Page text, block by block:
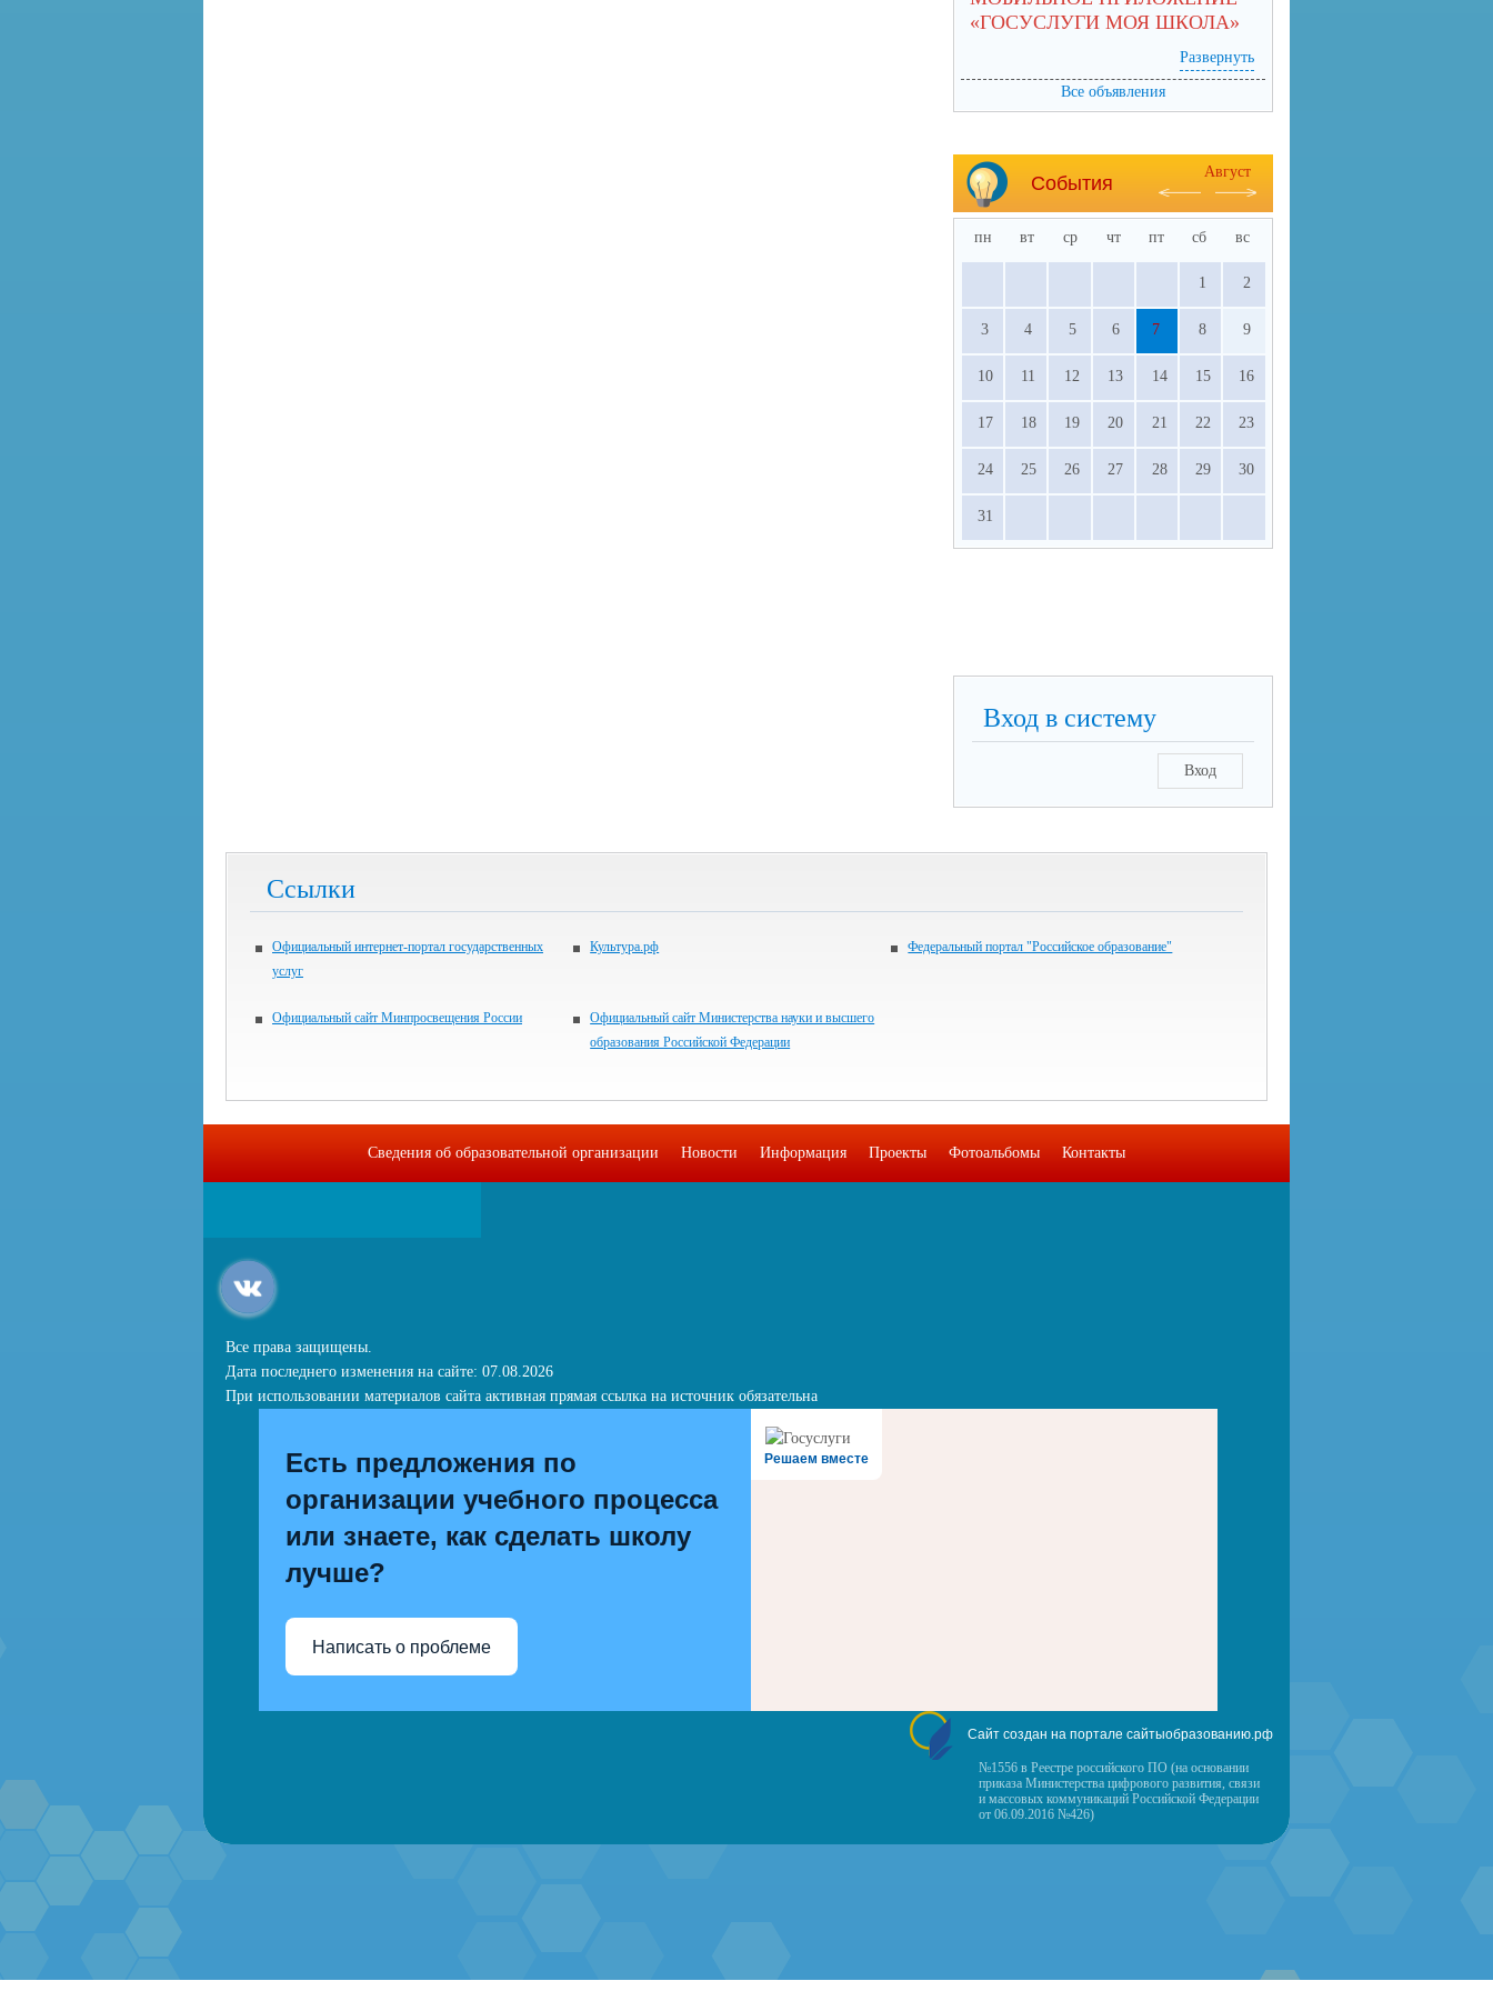
«ГОСУСЛУГИ МОЯ ШКОЛА»
Развернуть
Все объявления
События
Август
пн вт ср чт пт сб вс
1 2
3 4 5 6 7 8 9
10 11 12 13 14 15 16
17 18 19 20 21 22 23
24 25 26 27 28 29 30
31
Вход в систему
Вход
Ссылки
Официальный интернет-портал государственных
услуг
Культура.рф Федеральный портал "Российское образование"
Официальный сайт Минпросвещения России
Официальный сайт Министерства науки и высшего
образования Российской Федерации
Сведения об образовательной организации Новости Информация Проекты Фотоальбомы Контакты
Все права защищены.
Дата последнего изменения на сайте: 07.08.2026
При использовании материалов сайта активная прямая ссылка на источник обязательна
Решаем вместе
Есть предложения по
организации учебного процесса
или знаете, как сделать школу
лучше?
Написать о проблеме
Сайт создан на портале сайтыобразованию.рф
№1556 в Реестре российского ПО (на основании
приказа Министерства цифрового развития, связи
и массовых коммуникаций Российской Федерации
от 06.09.2016 №426)